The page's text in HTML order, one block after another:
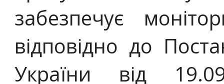
забезпечує
відповідно до
України від